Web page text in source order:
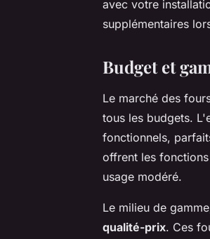
avec votre
supplémentaires
Budget et
Le marché des
tous les budgets.
fonctionnels,
offrent les
usage modéré.
Le milieu de
qualité-prix. Ces